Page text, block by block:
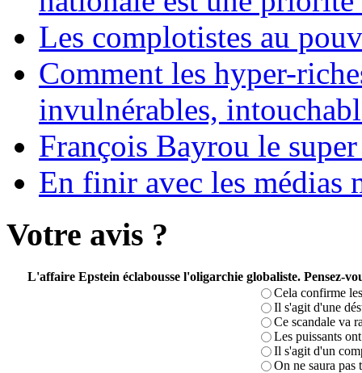
Les complotistes au
Comment les hyper-
invulnérables,
François Bayrou le
En finir avec les médias
Votre avis ?
L'affaire Epstein éclabousse l'oligarchie globaliste. Pensez-
Cela confirme
Il s'agit d'une
Ce scandale va
Les puissants
Il s'agit d'un
On ne saura pas